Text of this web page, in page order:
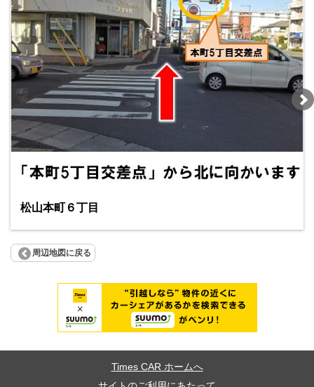
松山本町６丁目
周辺地図に戻る
Times CAR ホームへ